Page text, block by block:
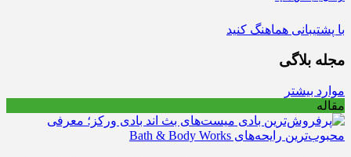
با پشتیبانی هماهنگ کنید
مجله بلاگی
موارد بیشتر
مقاله